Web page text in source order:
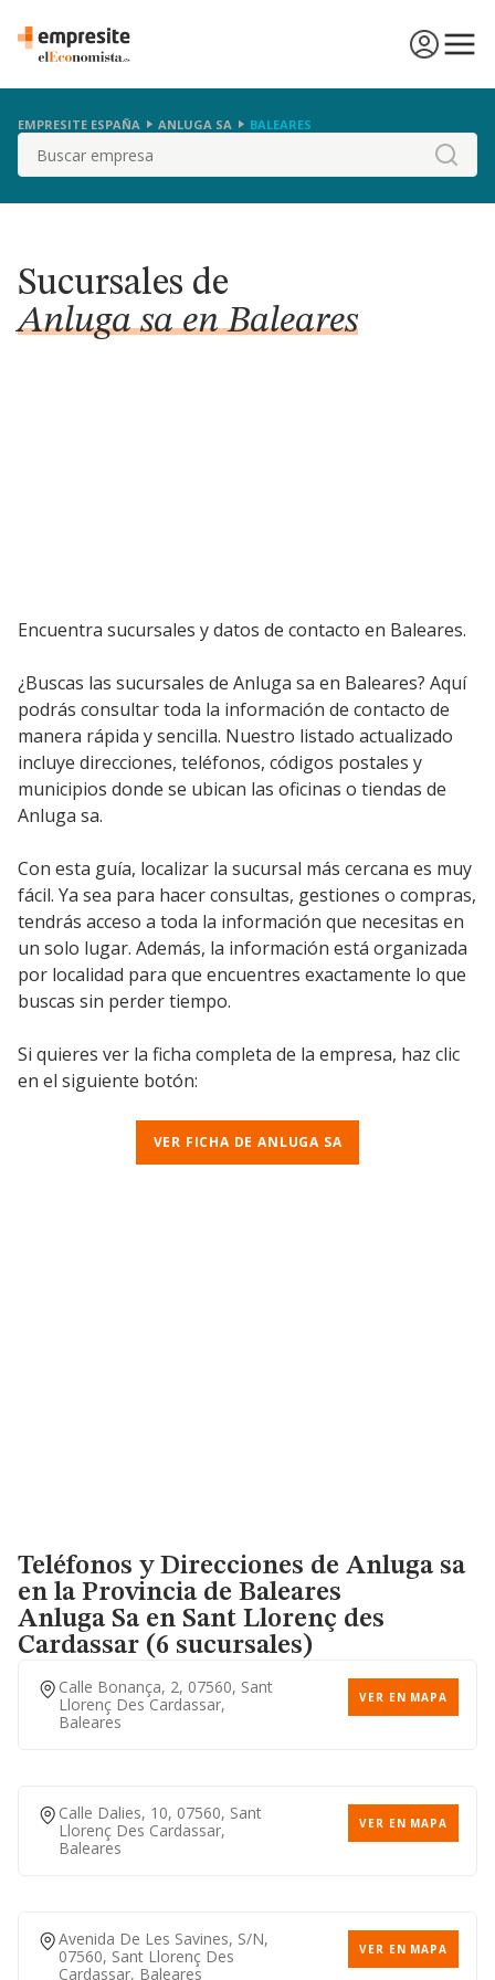
EMPRESITE ESPAÑA ANLUGA SA BALEARES
Buscar
Sucursales de
Anluga sa en Baleares
Encuentra sucursales y datos de contacto en Baleares.
¿Buscas las sucursales de Anluga sa en Baleares? Aquí
podrás consultar toda la información de contacto de
manera rápida y sencilla. Nuestro listado actualizado
incluye direcciones, teléfonos, códigos postales y
municipios donde se ubican las oficinas o tiendas de
Anluga sa.
Con esta guía, localizar la sucursal más cercana es muy
fácil. Ya sea para hacer consultas, gestiones o compras,
tendrás acceso a toda la información que necesitas en
un solo lugar. Además, la información está organizada
por localidad para que encuentres exactamente lo que
buscas sin perder tiempo.
Si quieres ver la ficha completa de la empresa, haz clic
en el siguiente botón:
VER FICHA DE ANLUGA SA
Teléfonos y Direcciones de Anluga sa
en la Provincia de Baleares
Anluga Saen Sant Llorenç des
Cardassar (6 sucursales)
Calle Bonança, 2, 07560, Sant
Llorenç Des Cardassar,
Baleares
VER EN MAPA
Calle Dalies, 10, 07560, Sant
Llorenç Des Cardassar,
Baleares
VER EN MAPA
Avenida De Les Savines, S/n,
07560, Sant Llorenç Des
Cardassar, Baleares
VER EN MAPA